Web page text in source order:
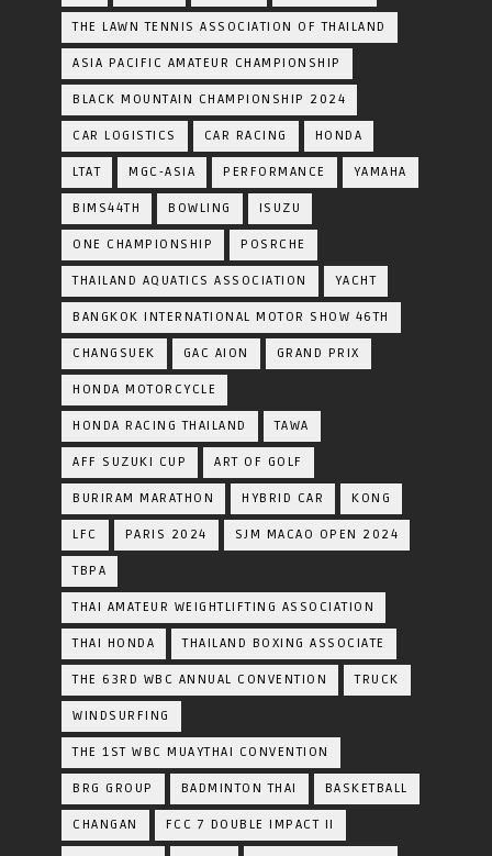
THE LAWN TENNIS ASSOCIATION OF THAILAND
ASIA PACIFIC AMATEUR CHAMPIONSHIP
BLACK MOUNTAIN CHAMPIONSHIP 2024
CAR LOGISTICS CAR RACING HONDA
LTAT MGC-ASIA PERFORMANCE YAMAHA
BIMS44TH BOWLING ISUZU
ONE CHAMPIONSHIP POSRCHE
THAILAND AQUATICS ASSOCIATION YACHT
BANGKOK INTERNATIONAL MOTOR SHOW 46TH
CHANGSUEK GAC AION GRAND PRIX
HONDA MOTORCYCLE
HONDA RACING THAILAND TAWA
AFF SUZUKI CUP ART OF GOLF
BURIRAM MARATHON HYBRID CAR KONG
LFC PARIS 2024 SJM MACAO OPEN 2024
TBPA
THAI AMATEUR WEIGHTLIFTING ASSOCIATION
THAI HONDA THAILAND BOXING ASSOCIATE
THE 63RD WBC ANNUAL CONVENTION TRUCK
WINDSURFING
THE 1ST WBC MUAYTHAI CONVENTION
BRG GROUP BADMINTON THAI BASKETBALL
CHANGAN FCC 7 DOUBLE IMPACT II